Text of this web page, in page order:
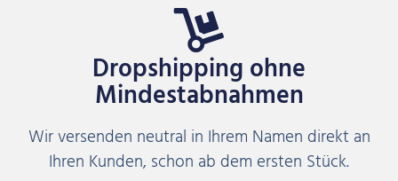
Dropshipping ohne
Mindestabnahmen
Wir versenden neutral in Ihrem Namen direkt an
Ihren Kunden, schon ab dem ersten Stück.